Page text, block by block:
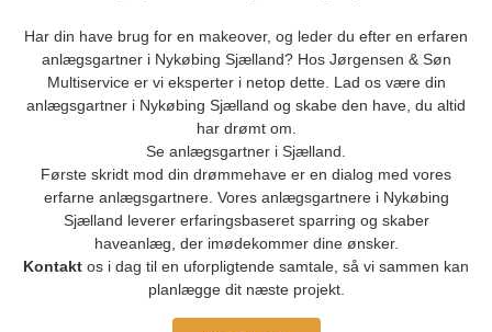
Har din have brug for en makeover, og leder du efter en erfaren
anlægsgartner i Nykøbing Sjælland? Hos Jørgensen & Søn
Multiservice er vi eksperter i netop dette. Lad os være din
anlægsgartner i Nykøbing Sjælland og skabe den have, du altid
har drømt om.
Se anlægsgartner i Sjælland
Første skridt mod din drømmehave er en dialog med vores
erfarne anlægsgartnere. Vores anlægsgartnere i Nykøbing
Sjælland leverer erfaringsbaseret sparring og skaber
haveanlæg, der imødekommer dine ønsker.
Kontakt os i dag til en uforpligtende samtale, så vi sammen kan
planlægge dit næste projekt.